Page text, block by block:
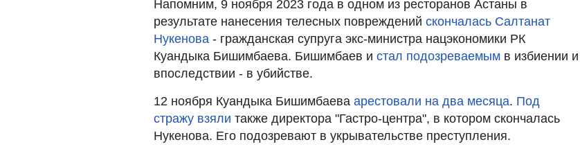
Напомним, 9 ноября 2023 года в одном из ресторанов Астаны в
результате нанесения телесных повреждений скончалась Салтанат
Нукенова - гражданская супруга экс-министра нацэкономики РК
Куандыка Бишимбаева. Бишимбаев и стал подозреваемым в избиении и
впоследствии - в убийстве.
12 ноября Куандыка Бишимбаева арестовали на два месяца. Под
стражу взяли также директора "Гастро-центра", в котором скончалась
Нукенова. Его подозревают в укрывательстве преступления.